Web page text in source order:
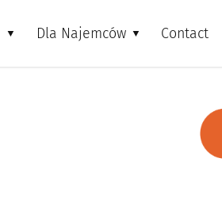
Dla Najemców Contact